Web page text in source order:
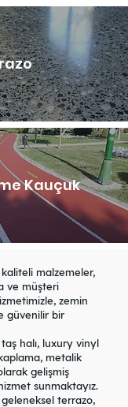
Kauçuk
kaliteli malzemeler,
ve müşteri
zemin
güvenilir bir
taş halı, luxury vinyl
metalik
gelişmiş
sunmaktayız.
geleneksel terrazo,